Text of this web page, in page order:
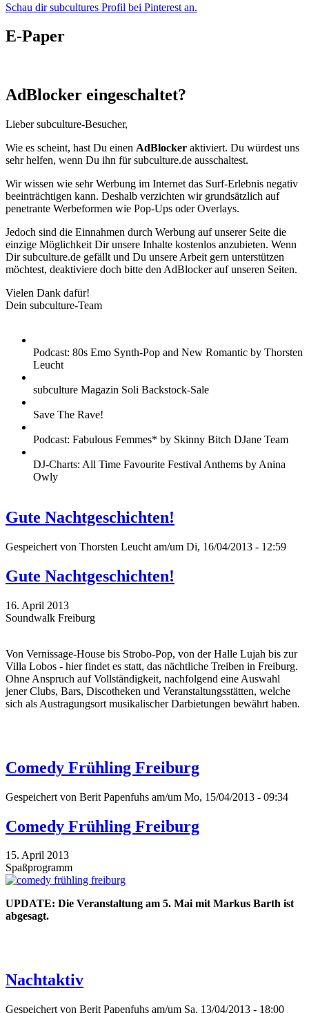
Schau dir subcultures Profil bei Pinterest an.
E-Paper
AdBlocker eingeschaltet?
Lieber subculture-Besucher,
Wie es scheint, hast Du einen AdBlocker aktiviert. Du würdest uns
sehr helfen, wenn Du ihn für subculture.de ausschaltest.
Wir wissen wie sehr Werbung im Internet das Surf-Erlebnis negativ
beeinträchtigen kann. Deshalb verzichten wir grundsätzlich auf
penetrante Werbeformen wie Pop-Ups oder Overlays.
Jedoch sind die Einnahmen durch Werbung auf unserer Seite die
einzige Möglichkeit Dir unsere Inhalte kostenlos anzubieten. Wenn
Dir subculture.de gefällt und Du unsere Arbeit gern unterstützen
möchtest, deaktiviere doch bitte den AdBlocker auf unseren Seiten.
Vielen Dank dafür!
Dein subculture-Team
Podcast: 80s Emo Synth-Pop and New Romantic by Thorsten
Leucht
subculture Magazin Soli Backstock-Sale
Save The Rave!
Podcast: Fabulous Femmes* by Skinny Bitch DJane Team
DJ-Charts: All Time Favourite Festival Anthems by Anina
Owly
Gute Nachtgeschichten!
Gespeichert von Thorsten Leucht am/um Di, 16/04/2013 - 12:59
Gute Nachtgeschichten!
16. April 2013
Soundwalk Freiburg
Von Vernissage-House bis Strobo-Pop, von der Halle Lujah bis zur
Villa Lobos - hier findet es statt, das nächtliche Treiben in Freiburg.
Ohne Anspruch auf Vollständigkeit, nachfolgend eine Auswahl
jener Clubs, Bars, Discotheken und Veranstaltungsstätten, welche
sich als Austragungsort musikalischer Darbietungen bewährt haben.
Comedy Frühling Freiburg
Gespeichert von Berit Papenfuhs am/um Mo, 15/04/2013 - 09:34
Comedy Frühling Freiburg
15. April 2013
Spaßprogramm
UPDATE: Die Veranstaltung am 5. Mai mit Markus Barth ist
abgesagt.
Nachtaktiv
Gespeichert von Berit Papenfuhs am/um Sa, 13/04/2013 - 18:00